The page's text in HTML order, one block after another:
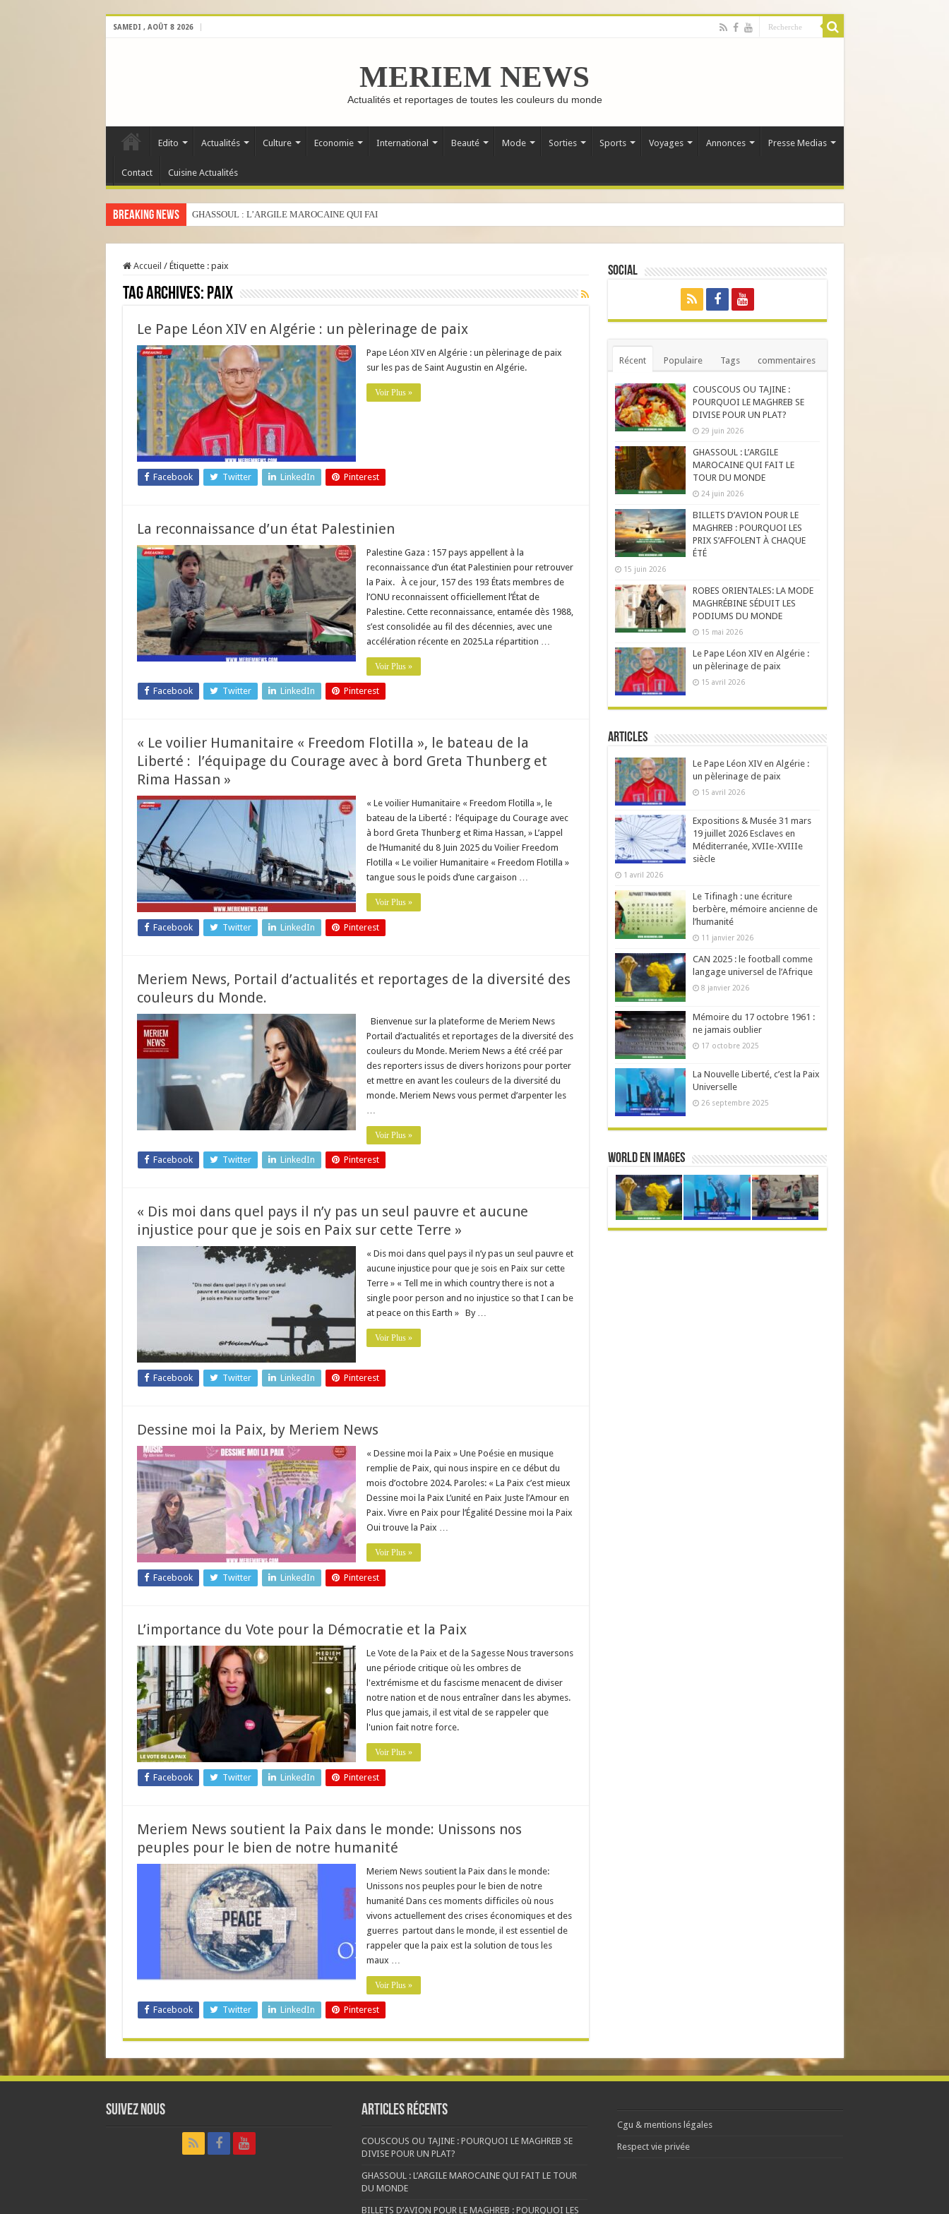
SAMEDI , AOÛT 8 2026
MERIEM NEWS
Actualités et reportages de toutes les couleurs du monde
Edito Actualités Culture Economie International Beauté Mode Sorties Sports Voyages Annonces Presse Medias
Contact Cuisine Actualités
Breaking News GHASSOUL : L’ARGILE MAROCAINE QUI FAIT LE TOUR DU MONDE
Accueil / Étiquette : paix
Tag Archives: paix
Le Pape Léon XIV en Algérie : un pèlerinage de paix
Pape Léon XIV en Algérie : un pèlerinage de paix
sur les pas de Saint Augustin en Algérie.
Voir Plus »
Facebook Twitter LinkedIn Pinterest
La reconnaissance d’un état Palestinien
Palestine Gaza : 157 pays appellent à la
reconnaissance d’un état Palestinien pour retrouver
la Paix. À ce jour, 157 des 193 États membres de
l’ONU reconnaissent officiellement l’État de
Palestine. Cette reconnaissance, entamée dès 1988,
s’est consolidée au fil des décennies, avec une
accélération récente en 2025.La répartition …
Voir Plus »
Facebook Twitter LinkedIn Pinterest
« Le voilier Humanitaire « Freedom Flotilla », le bateau de la
Liberté : l’équipage du Courage avec à bord Greta Thunberg et
Rima Hassan »
« Le voilier Humanitaire « Freedom Flotilla », le
bateau de la Liberté : l’équipage du Courage avec
à bord Greta Thunberg et Rima Hassan, » L’appel
de l’Humanité du 8 Juin 2025 du Voilier Freedom
Flotilla « Le voilier Humanitaire « Freedom Flotilla »
tangue sous le poids d’une cargaison …
Voir Plus »
Facebook Twitter LinkedIn Pinterest
Meriem News, Portail d’actualités et reportages de la diversité des
couleurs du Monde.
Bienvenue sur la plateforme de Meriem News
Portail d’actualités et reportages de la diversité des
couleurs du Monde. Meriem News a été créé par
des reporters issus de divers horizons pour porter
et mettre en avant les couleurs de la diversité du
monde. Meriem News vous permet d’arpenter les
…
Voir Plus »
Facebook Twitter LinkedIn Pinterest
« Dis moi dans quel pays il n’y pas un seul pauvre et aucune
injustice pour que je sois en Paix sur cette Terre »
« Dis moi dans quel pays il n’y pas un seul pauvre et
aucune injustice pour que je sois en Paix sur cette
Terre » « Tell me in which country there is not a
single poor person and no injustice so that I can be
at peace on this Earth » By …
Voir Plus »
Facebook Twitter LinkedIn Pinterest
Dessine moi la Paix, by Meriem News
« Dessine moi la Paix » Une Poésie en musique
remplie de Paix, qui nous inspire en ce début du
mois d’octobre 2024. Paroles: « La Paix c’est mieux
Dessine moi la Paix L’unité en Paix Juste l’Amour en
Paix. Vivre en Paix pour l’Égalité Dessine moi la Paix
Oui trouve la Paix …
Voir Plus »
Facebook Twitter LinkedIn Pinterest
L’importance du Vote pour la Démocratie et la Paix
Le Vote de la Paix et de la Sagesse Nous traversons
une période critique où les ombres de
l'extrémisme et du fascisme menacent de diviser
notre nation et de nous entraîner dans les abymes.
Plus que jamais, il est vital de se rappeler que
l'union fait notre force.
Voir Plus »
Facebook Twitter LinkedIn Pinterest
Meriem News soutient la Paix dans le monde: Unissons nos
peuples pour le bien de notre humanité
Meriem News soutient la Paix dans le monde:
Unissons nos peuples pour le bien de notre
humanité Dans ces moments difficiles où nous
vivons actuellement des crises économiques et des
guerres partout dans le monde, il est essentiel de
rappeler que la paix est la solution de tous les
maux …
Voir Plus »
Facebook Twitter LinkedIn Pinterest
Social
Récent Populaire Tags commentaires
COUSCOUS OU TAJINE :
POURQUOI LE MAGHREB SE
DIVISE POUR UN PLAT?
29 juin 2026
GHASSOUL : L’ARGILE
MAROCAINE QUI FAIT LE
TOUR DU MONDE
24 juin 2026
BILLETS D’AVION POUR LE
MAGHREB : POURQUOI LES
PRIX S’AFFOLENT À CHAQUE
ÉTÉ
15 juin 2026
ROBES ORIENTALES: LA MODE
MAGHRÉBINE SÉDUIT LES
PODIUMS DU MONDE
15 mai 2026
Le Pape Léon XIV en Algérie :
un pèlerinage de paix
15 avril 2026
Articles
Le Pape Léon XIV en Algérie :
un pèlerinage de paix
15 avril 2026
Expositions & Musée 31 mars
19 juillet 2026 Esclaves en
Méditerranée, XVIIe-XVIIIe
siècle
1 avril 2026
Le Tifinagh : une écriture
berbère, mémoire ancienne de
l’humanité
11 janvier 2026
CAN 2025 : le football comme
langage universel de l’Afrique
8 janvier 2026
Mémoire du 17 octobre 1961 :
ne jamais oublier
17 octobre 2025
La Nouvelle Liberté, c’est la Paix
Universelle
26 septembre 2025
World en Images
Suivez nous Articles récents
COUSCOUS OU TAJINE : POURQUOI LE MAGHREB SE
DIVISE POUR UN PLAT?
GHASSOUL : L’ARGILE MAROCAINE QUI FAIT LE TOUR
DU MONDE
BILLETS D’AVION POUR LE MAGHREB : POURQUOI LES
Cgu & mentions légales
Respect vie privée